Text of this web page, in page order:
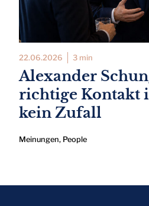
22.06.2026 3 min
Alexander
richtige Kontakt
kein Zufall
Meinungen, People